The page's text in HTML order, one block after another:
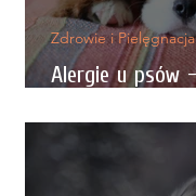
Alergie u psów
Zdrowie i Pielęgnacja